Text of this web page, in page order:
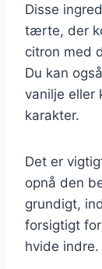
Disse
tærte, der
citron med
Du kan
vanilje eller
karakter.
Det er
opnå den
grundigt,
forsigtigt
hvide indre.